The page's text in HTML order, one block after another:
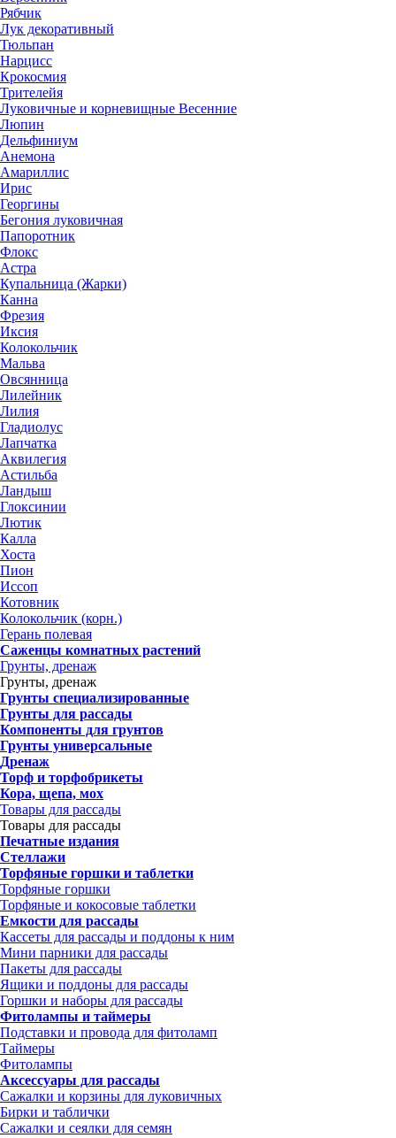
Рябчик
Лук декоративный
Тюльпан
Нарцисс
Крокосмия
Трителейя
Луковичные и корневищные Весенние
Люпин
Дельфиниум
Анемона
Амариллис
Ирис
Георгины
Бегония луковичная
Папоротник
Флокс
Астра
Купальница (Жарки)
Канна
Фрезия
Иксия
Колокольчик
Мальва
Овсянница
Лилейник
Лилия
Гладиолус
Лапчатка
Аквилегия
Астильба
Ландыш
Глоксинии
Лютик
Калла
Хоста
Пион
Иссоп
Котовник
Колокольчик (корн.)
Герань полевая
Саженцы комнатных растений
Грунты, дренаж
Грунты, дренаж
Грунты специализированные
Грунты для рассады
Компоненты для грунтов
Грунты универсальные
Дренаж
Торф и торфобрикеты
Кора, щепа, мох
Товары для рассады
Товары для рассады
Печатные издания
Стеллажи
Торфяные горшки и таблетки
Торфяные горшки
Торфяные и кокосовые таблетки
Емкости для рассады
Кассеты для рассады и поддоны к ним
Мини парники для рассады
Пакеты для рассады
Ящики и поддоны для рассады
Горшки и наборы для рассады
Фитолампы и таймеры
Подставки и провода для фитоламп
Таймеры
Фитолампы
Аксессуары для рассады
Сажалки и корзины для луковичных
Бирки и таблички
Сажалки и сеялки для семян